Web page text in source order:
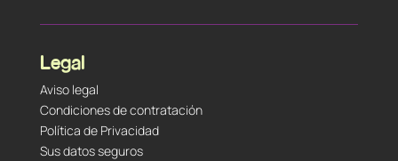
Legal
Aviso legal
Condiciones de contratación
Política de Privacidad
Sus datos seguros